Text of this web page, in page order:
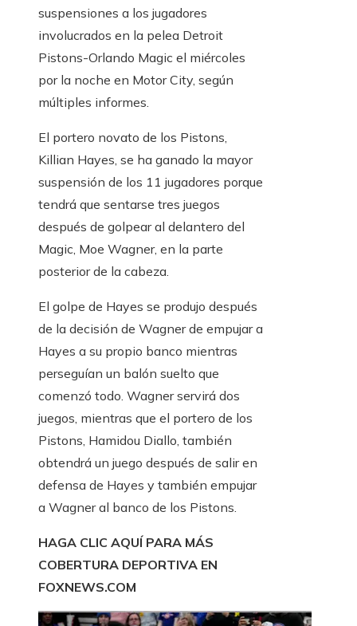
suspensiones a los jugadores
involucrados en la pelea Detroit
Pistons-Orlando Magic el miércoles
por la noche en Motor City, según
múltiples informes.
El portero novato de los Pistons,
Killian Hayes, se ha ganado la mayor
suspensión de los 11 jugadores porque
tendrá que sentarse tres juegos
después de golpear al delantero del
Magic, Moe Wagner, en la parte
posterior de la cabeza.
El golpe de Hayes se produjo después
de la decisión de Wagner de empujar a
Hayes a su propio banco mientras
perseguían un balón suelto que
comenzó todo. Wagner servirá dos
juegos, mientras que el portero de los
Pistons, Hamidou Diallo, también
obtendrá un juego después de salir en
defensa de Hayes y también empujar
a Wagner al banco de los Pistons.
HAGA CLIC AQUÍ PARA MÁS
COBERTURA DEPORTIVA EN
FOXNEWS.COM